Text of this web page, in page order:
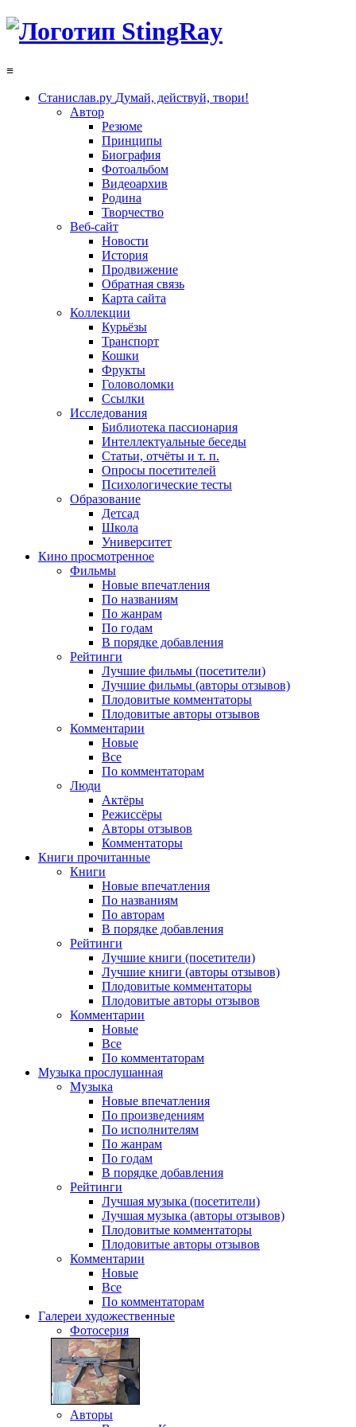
≡
Станислав.ру Думай, действуй, твори!
Автор
Резюме
Принципы
Биография
Фотоальбом
Видеоархив
Родина
Творчество
Веб-сайт
Новости
История
Продвижение
Обратная связь
Карта сайта
Коллекции
Курьёзы
Транспорт
Кошки
Фрукты
Головоломки
Ссылки
Исследования
Библиотека пассионария
Интеллектуальные беседы
Статьи, отчёты и т. п.
Опросы посетителей
Психологические тесты
Образование
Детсад
Школа
Университет
Кино просмотренное
Фильмы
Новые впечатления
По названиям
По жанрам
По годам
В порядке добавления
Рейтинги
Лучшие фильмы (посетители)
Лучшие фильмы (авторы отзывов)
Плодовитые комментаторы
Плодовитые авторы отзывов
Комментарии
Новые
Все
По комментаторам
Люди
Актёры
Режиссёры
Авторы отзывов
Комментаторы
Книги прочитанные
Книги
Новые впечатления
По названиям
По авторам
В порядке добавления
Рейтинги
Лучшие книги (посетители)
Лучшие книги (авторы отзывов)
Плодовитые комментаторы
Плодовитые авторы отзывов
Комментарии
Новые
Все
По комментаторам
Музыка прослушанная
Музыка
Новые впечатления
По произведениям
По исполнителям
По жанрам
По годам
В порядке добавления
Рейтинги
Лучшая музыка (посетители)
Лучшая музыка (авторы отзывов)
Плодовитые комментаторы
Плодовитые авторы отзывов
Комментарии
Новые
Все
По комментаторам
Галереи художественные
Фотосерия
Авторы